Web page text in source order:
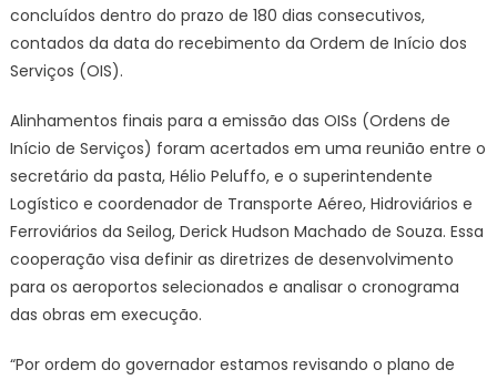
concluídos dentro do prazo de 180 dias consecutivos,
contados da data do recebimento da Ordem de Início dos
Serviços (OIS).
Alinhamentos finais para a emissão das OISs (Ordens de
Início de Serviços) foram acertados em uma reunião entre o
secretário da pasta, Hélio Peluffo, e o superintendente
Logístico e coordenador de Transporte Aéreo, Hidroviários e
Ferroviários da Seilog, Derick Hudson Machado de Souza. Essa
cooperação visa definir as diretrizes de desenvolvimento
para os aeroportos selecionados e analisar o cronograma
das obras em execução.
“Por ordem do governador estamos revisando o plano de